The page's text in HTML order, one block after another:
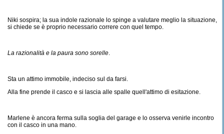
Niki sospira; la sua indole razionale lo spinge a valutare meglio la situazione,
si chiede se è proprio necessario correre con quel tempo.
La razionalità e la paura sono sorelle.
Sta un attimo immobile, indeciso sul da farsi.
Alla fine prende il casco e si lascia alle spalle quell'attimo di esitazione.
Marlene è ancora ferma sulla soglia del garage e lo osserva venirle incontro
con il casco in una mano.